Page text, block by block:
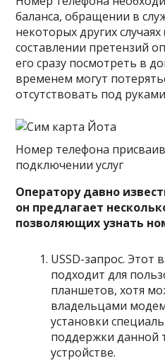
баланса, обращении в
некоторых других
составлении претензий
его сразу посмотреть в
временем могут
отсутствовать под
Номер телефона
подключении услуг
Оператору давно
он предлагает
позволяющих узнать
USSD-запрос. Этот
подходит для
планшетов, хотя
владельцами
установки
поддержки данной
устройстве.